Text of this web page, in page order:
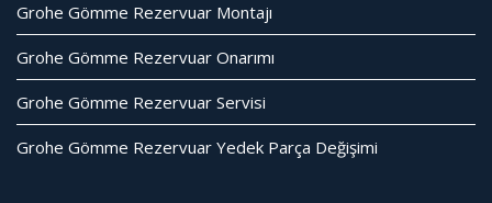
Grohe Gömme Rezervuar Montajı
Grohe Gömme Rezervuar Onarımı
Grohe Gömme Rezervuar Servisi
Grohe Gömme Rezervuar Yedek Parça Değişimi